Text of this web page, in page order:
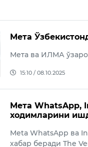
Мета
Мета ва ИЛМА
15:10 / 08.10.2025
Мета WhatsApp,
ходимларини
Meta WhatsApp ва
хабар беради The